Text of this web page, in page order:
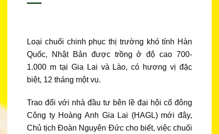
Loại chuối chinh phục thị trường khó tính Hàn
Quốc, Nhật Bản được trồng ở độ cao 700-
1.000 m tại Gia Lai và Lào, có hương vị đặc
biệt, 12 tháng một vụ.
Trao đổi với nhà đầu tư bên lề đại hội cổ đông
Công ty Hoàng Anh Gia Lai (HAGL) mới đây,
Chủ tịch Đoàn Nguyên Đức cho biết, việc chuối